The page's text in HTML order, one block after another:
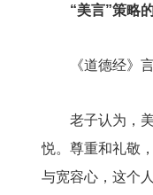
“美言”策略
《道德经》
老子认为，
悦。尊重和礼敬
与宽容心，这个